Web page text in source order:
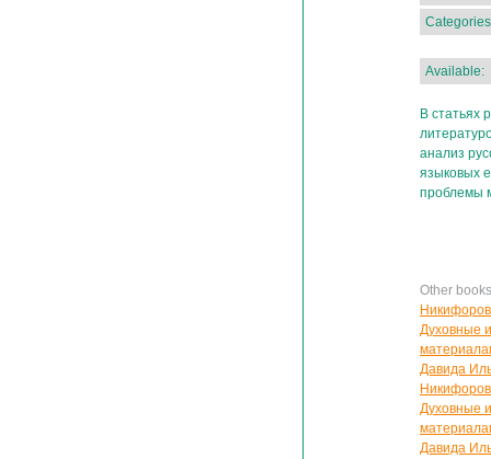
Available:
В статьях
анализ
языковых
проблемы
Other
Духовные
Давида
Духовные
Давида